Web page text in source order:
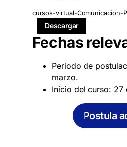
cursos-virtual-Comunicacion-
Descargar
Fechas
Periodo de
marzo.
Inicio del curso: 27
Postula